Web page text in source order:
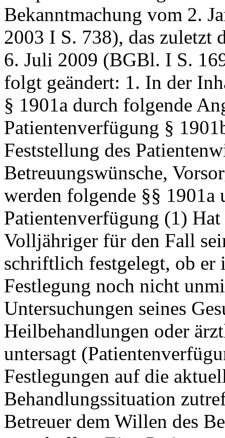
Bekanntmachung vom 2.
2003 I S. 738), das zuletzt
6. Juli 2009 (BGBl. I S.
folgt geändert: 1. In der
§ 1901a durch folgende
Patientenverfügung §
Feststellung des
Betreuungswünsche,
werden folgende §§
Patientenverfügung (1)
Volljähriger für den Fall
schriftlich festgelegt, ob er
Festlegung noch nicht
Untersuchungen seines
Heilbehandlungen oder
untersagt
Festlegungen auf die
Behandlungssituation
Betreuer dem Willen des